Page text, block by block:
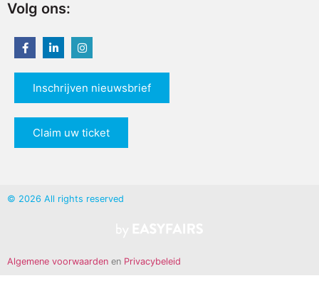
Volg ons:
Inschrijven nieuwsbrief
Claim uw ticket
© 2026 All rights reserved
Algemene voorwaarden en Privacybeleid